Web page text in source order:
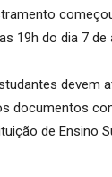
19h do dia 7 de
devem
documentos
de Ensino